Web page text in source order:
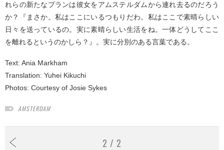
れらの新たなプランは彼女をアムステルダムから連れ去るのだろう
か？『まさか。私はここにいるつもりだわ。私はここで素晴らしい
日々を送っているの。実に素晴らしい生活をね。一体どうしてここ
を離れるというのかしら？』。実に分別のある言葉である。
Text: Ania Markham
Translation: Yuhei Kikuchi
Photos: Courtesy of Josie Sykes
AMSTERDAM
2 / 2